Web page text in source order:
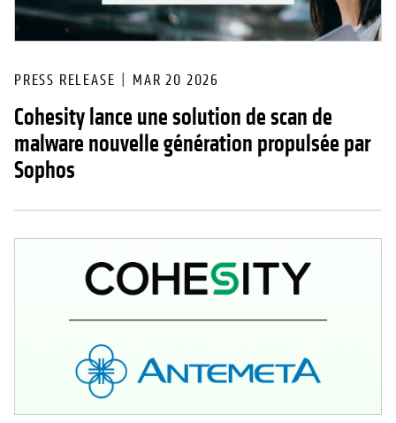
PRESS RELEASE MAR 20 2026
Cohesity lance une solution de scan de
malware nouvelle génération propulsée par
Sophos